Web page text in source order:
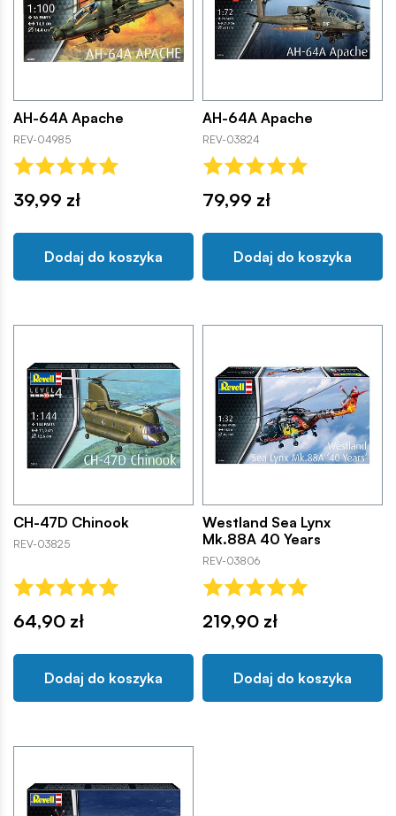
AH-64A Apache
REV-04985
39,99 zł
Dodaj do koszyka
AH-64A Apache
REV-03824
79,99 zł
Dodaj do koszyka
CH-47D Chinook
REV-03825
64,90 zł
Dodaj do koszyka
Westland Sea Lynx
Mk.88A 40 Years
REV-03806
219,90 zł
Dodaj do koszyka